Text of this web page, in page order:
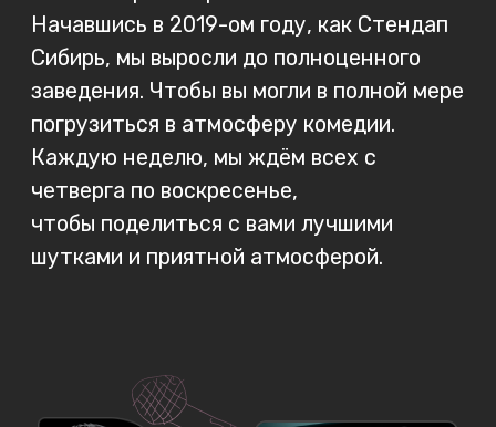
АФИША
О КЛУБЕ
ФОРМАТЫ
МЕНЮ
ОГРН 1252400022797
ЧТ-ВС, 16:00 - 00:00
МОЛОКОВА, 56
+7 (985) 656-08-25